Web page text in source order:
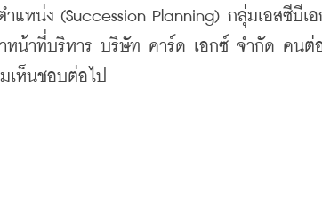
น่ง (Succession Planning) กลุ่มเอสซีบีเอ
าหน้าที่บริหาร บริษัท คาร์ด เอกซ์ จำกัด คนต่
เห็นชอบต่อไป